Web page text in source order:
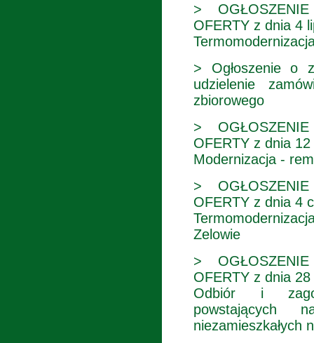
>
OFERTY z dnia 4
> Ogłoszenie o
udzielenie
zbiorowego
>
OFERTY z dnia
Modernizacja -
>
OFERTY z dnia 4
Zelowie
>
OFERTY z dnia
Odbiór i
powstających
niezamieszkałych